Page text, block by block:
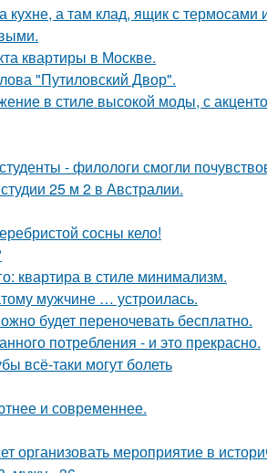
кухне, а там клад, ящик с
квартиры в Москве.
"Путиловский Двор".
в стиле высокой моды, с
- филологи смогли
25 м 2 в Австралии.
сосны кело!
квартира в стиле минимализм.
мужчине … устроилась.
будет переночевать бесплатно.
потребления - и это прекрасно.
всё-таки могут болеть
и современнее.
организовать мероприятие в